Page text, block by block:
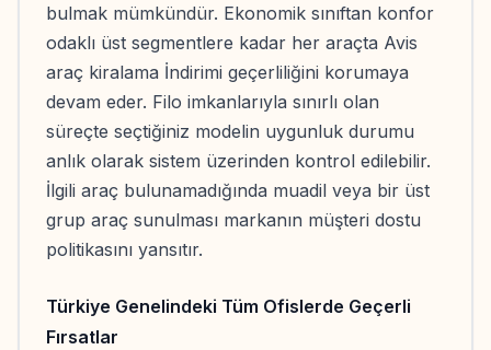
bulmak mümkündür. Ekonomik sınıftan konfor
odaklı üst segmentlere kadar her araçta Avis
araç kiralama İndirimi geçerliliğini korumaya
devam eder. Filo imkanlarıyla sınırlı olan
süreçte seçtiğiniz modelin uygunluk durumu
anlık olarak sistem üzerinden kontrol edilebilir.
İlgili araç bulunamadığında muadil veya bir üst
grup araç sunulması markanın müşteri dostu
politikasını yansıtır.
Türkiye Genelindeki Tüm Ofislerde Geçerli
Fırsatlar